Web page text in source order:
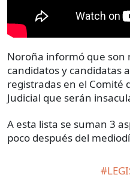
Noroña informó que son
candidatos y candidatas
registradas en el Comité
Judicial que serán
A esta lista se suman 3
poco después del